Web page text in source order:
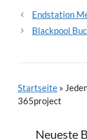
Endstation
Blackpool
Startseite »
365project
Neueste